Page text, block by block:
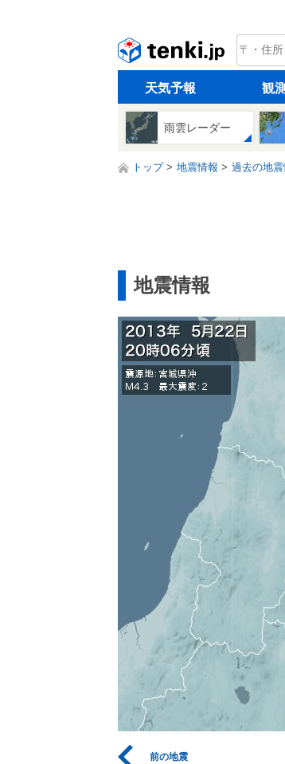
tenki.jp
天気予報 観測
雨雲レーダー
トップ 地震情報 過去の地震
地震情報
前の地震